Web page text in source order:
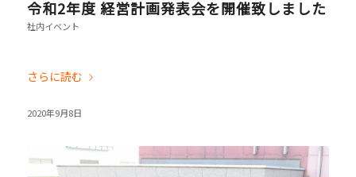
令和2年度 経営計画発表会を開催致しました
社内イベント
さらに読む
2020年9月8日